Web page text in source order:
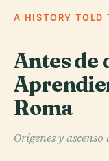
A HISTORY TOLD
Antes de
Roma
Orígenes y